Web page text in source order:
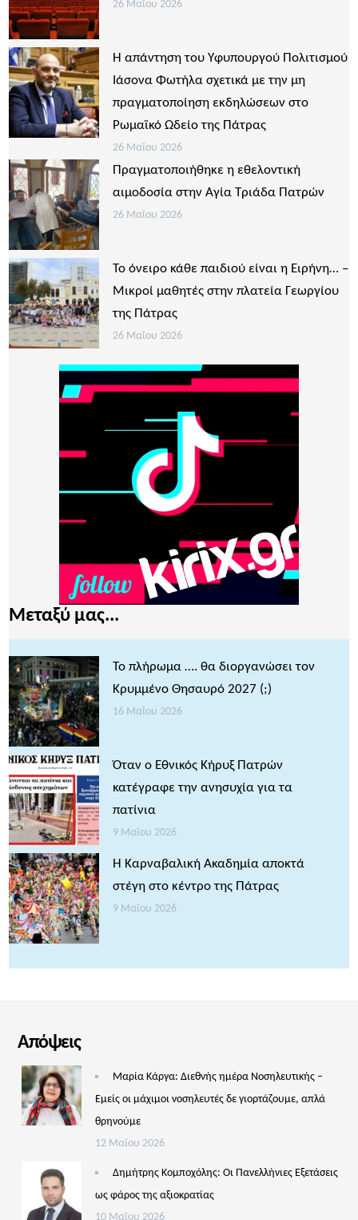
26 Μαΐου 2026
Η απάντηση του Υφυπουργού Πολιτισμού
Ιάσονα Φωτήλα σχετικά με την μη
πραγματοποίηση εκδηλώσεων στο
Ρωμαϊκό Ωδείο της Πάτρας
26 Μαΐου 2026
Πραγματοποιήθηκε η εθελοντική
αιμοδοσία στην Αγία Τριάδα Πατρών
26 Μαΐου 2026
Το όνειρο κάθε παιδιού είναι η Ειρήνη… –
Μικροί μαθητές στην πλατεία Γεωργίου
της Πάτρας
26 Μαΐου 2026
Μεταξύ μας...
Το πλήρωμα …. θα διοργανώσει τον
Κρυμμένο Θησαυρό 2027 (;)
16 Μαΐου 2026
Όταν ο Εθνικός Κήρυξ Πατρών
κατέγραφε την ανησυχία για τα
πατίνια
9 Μαΐου 2026
Η Καρναβαλική Ακαδημία αποκτά
στέγη στο κέντρο της Πάτρας
9 Μαΐου 2026
Απόψεις
Μαρία Κάργα: Διεθνής ημέρα Νοσηλευτικής –
Εμείς οι μάχιμοι νοσηλευτές δε γιορτάζουμε, απλά
θρηνούμε
12 Μαΐου 2026
Δημήτρης Κομποχόλης: Οι Πανελλήνιες Εξετάσεις
ως φάρος της αξιοκρατίας
10 Μαΐου 2026